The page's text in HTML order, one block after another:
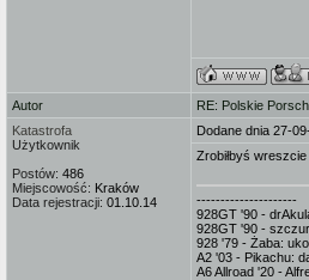
Autor
RE: Polskie
Katastrofa
Użytkownik
Postów: 486
Miejscowość: Kraków
Data rejestracji: 01.10.14
Dodane dnia 27-
Zrobiłbyś
---------------------
928GT '90 -
928GT '90 -
928 '79 - Żaba:
A2 '03 - Pikachu:
A6 Allroad '20 -